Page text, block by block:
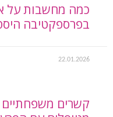
בפרספקטיבה
22.01.2026
קשרים משפחתיים